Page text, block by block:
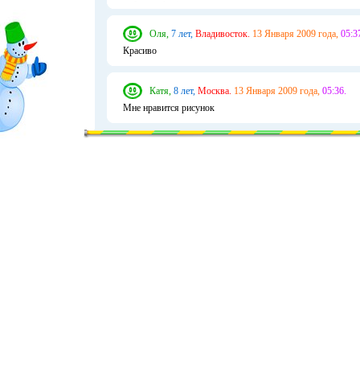
Оля, 7 лет, Владивосток. 13 Января 2009 года,
Красиво
Катя, 8 лет, Москва. 13 Января 2009 года, 05:36.
Мне нравится рисунок